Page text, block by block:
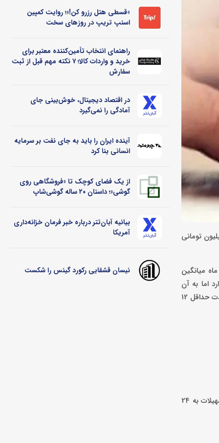
«احسان» شرایطی را فراهم کرده تا مشتریانش با اتکا به سپرده قرض الحسنه خود در این مجموعه، تسهیلات 300 میلیون تومانی
به گزارش کاماپرس، به نقل از رده، افرادی که مایل به دریافت وام 300 میلیون تومانی بانک کشاورزی هستند باید حداقل یک ماه و حداکثر 12 ماه میانگین
اما به آن
کارمزد چهار درصدی تعلق می‌گیرد. البته در برخی موارد بانک از کارمزد چهار درصدی نیز می‌گذرد. افرادی که به دریافت این وام تمایل دارند ظرف مدت حداقل 12
با توجه به مبلغ وام و با در نظر گرفتن سقف زمان بازپرداخت و نرخ کارمزد، میزان هر قسط 9 میلیون و 90 هزار و 909 تومان است. کل سود تسهیلات به 24
«قسطی هتل رزرو کن!»؛ روایت کمپین
اسنپ تریپ در روزهای سخت
راهنمای انتخاب تأمین‌کننده معتبر برای
خرید و واردات کالا؛ ۷ نکته مهم قبل از ثبت
سفارش
در اقتصاد دیجیتال، خوش‌بینی جای
آمادگی را نمی‌گیرد
آینده ایران را باید به جای نفت بر سرمایه
انسانی بنا کرد
از یک فضای کوچک تا «فروشگاهی روی
گوشی»؛ داستان ۲۰ ساله گوشی‌شاپ
بیانیه آبان‌تتر درباره خبر فرمان خزانه‌داری
آمریکا
نیسان قشقایی رکورد گینس را شکست